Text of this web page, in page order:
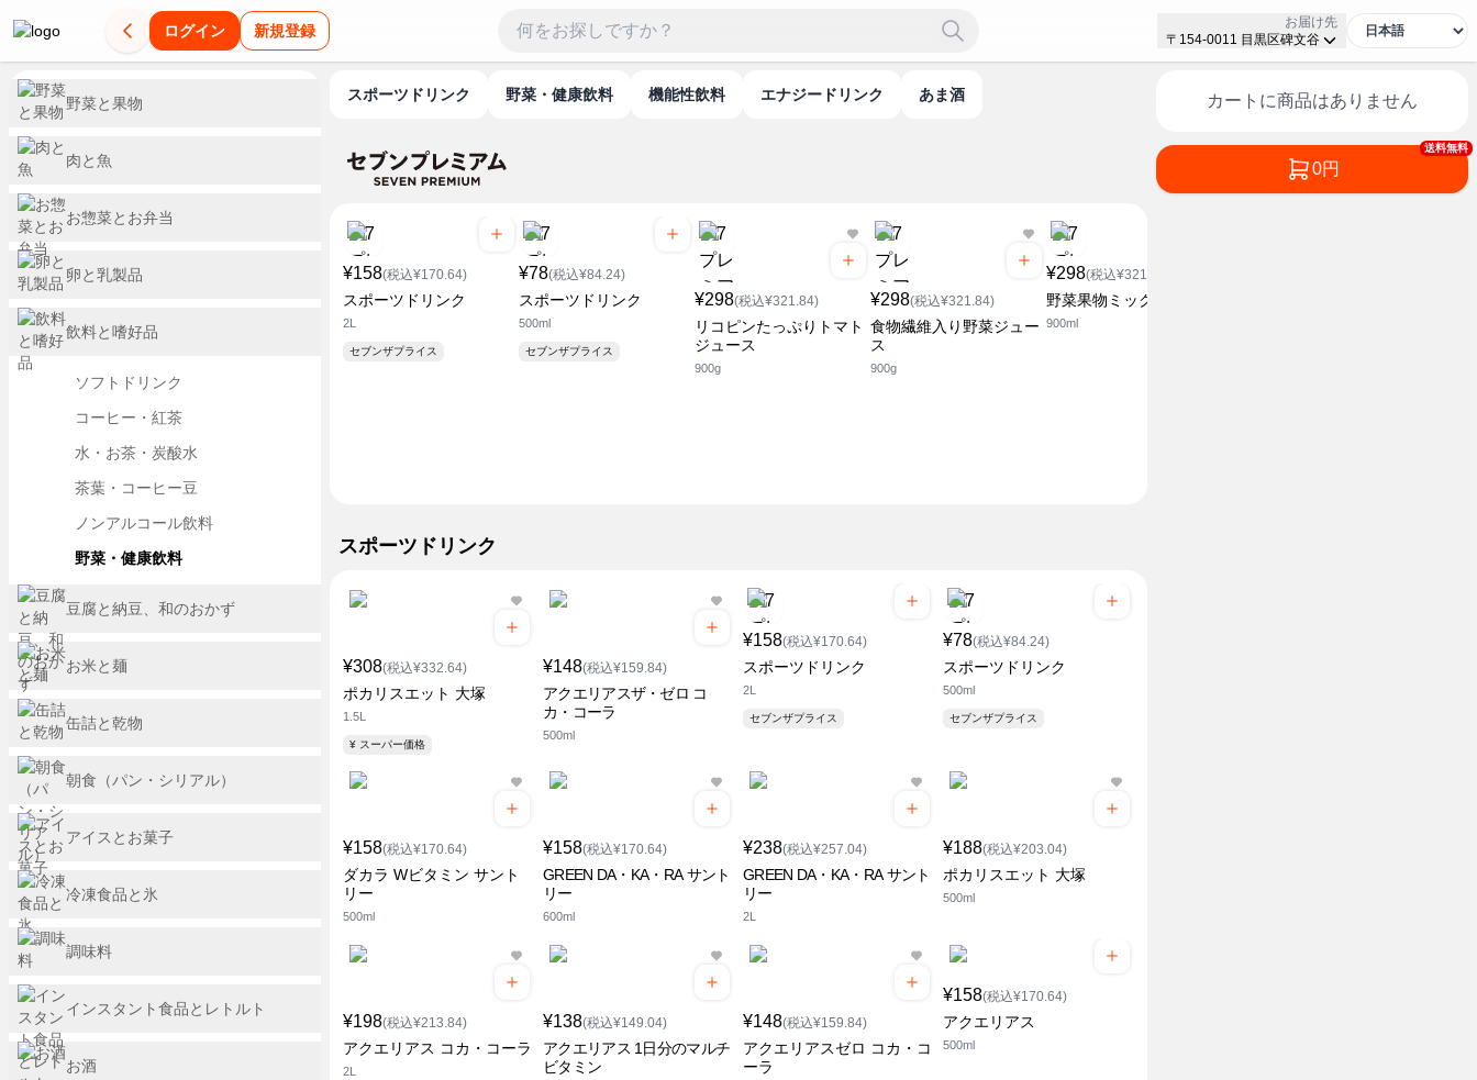
ログイン 新規登録
お届け先
〒154-0011 目黒区碑文谷
スポーツドリンク 野菜・健康飲料 機能性飲料 エナジードリンク あま酒
¥158(税込¥170.64)
スポーツドリンク
2L
セブンザプライス
¥78(税込¥84.24)
スポーツドリンク
500ml
セブンザプライス
¥298(税込¥321.84)
リコピンたっぷりトマト
ジュース
900g
¥298(税込¥321.84)
食物繊維入り野菜ジュー
ス
900g
¥298(税込¥321.84)
野菜果物ミックス
900ml
スポーツドリンク
¥308(税込¥332.64)
ポカリスエット 大塚
1.5L
¥ スーパー価格
¥148(税込¥159.84)
アクエリアスザ・ゼロ コ
カ・コーラ
500ml
¥158(税込¥170.64)
スポーツドリンク
2L
セブンザプライス
¥78(税込¥84.24)
スポーツドリンク
500ml
セブンザプライス
¥158(税込¥170.64)
ダカラ Wビタミン サント
リー
500ml
¥158(税込¥170.64)
GREEN DA・KA・RA サント
リー
600ml
¥238(税込¥257.04)
GREEN DA・KA・RA サント
リー
2L
¥188(税込¥203.04)
ポカリスエット 大塚
500ml
¥198(税込¥213.84)
アクエリアス コカ・コーラ
2L
¥138(税込¥149.04)
アクエリアス 1日分のマルチ
ビタミン
¥148(税込¥159.84)
アクエリアスゼロ コカ・コ
ーラ
¥158(税込¥170.64)
アクエリアス
500ml
カートに商品はありません
送料無料
0円
野菜と果物
肉と魚
お惣菜とお弁当
卵と乳製品
飲料と嗜好品
ソフトドリンク
コーヒー・紅茶
水・お茶・炭酸水
茶葉・コーヒー豆
ノンアルコール飲料
野菜・健康飲料
豆腐と納豆、和のおかず
お米と麺
缶詰と乾物
朝食（パン・シリアル）
アイスとお菓子
冷凍食品と氷
調味料
インスタント食品とレトルト
お酒